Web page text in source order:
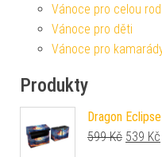
Vánoce pro celou
Vánoce pro děti
Vánoce pro
Produkty
Dragon
599Kč 539 Kč